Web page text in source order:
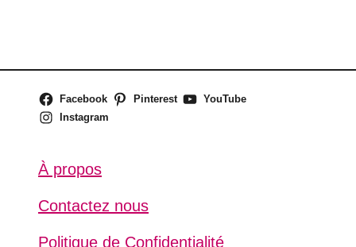
Facebook Pinterest
YouTube
Instagram
À propos
Contactez nous
Politique de Confidentialité